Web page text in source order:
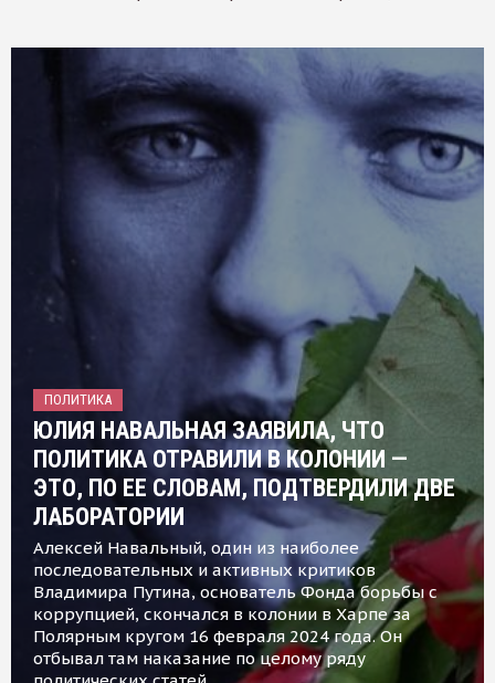
ПОЛИТИКА
ЮЛИЯ НАВАЛЬНАЯ ЗАЯВИЛА, ЧТО
ПОЛИТИКА ОТРАВИЛИ В КОЛОНИИ —
ЭТО, ПО ЕЕ СЛОВАМ, ПОДТВЕРДИЛИ ДВЕ
ЛАБОРАТОРИИ
Алексей Навальный, один из наиболее
последовательных и активных критиков
Владимира Путина, основатель Фонда борьбы с
коррупцией, скончался в колонии в Харпе за
Полярным кругом 16 февраля 2024 года. Он
отбывал там наказание по целому ряду